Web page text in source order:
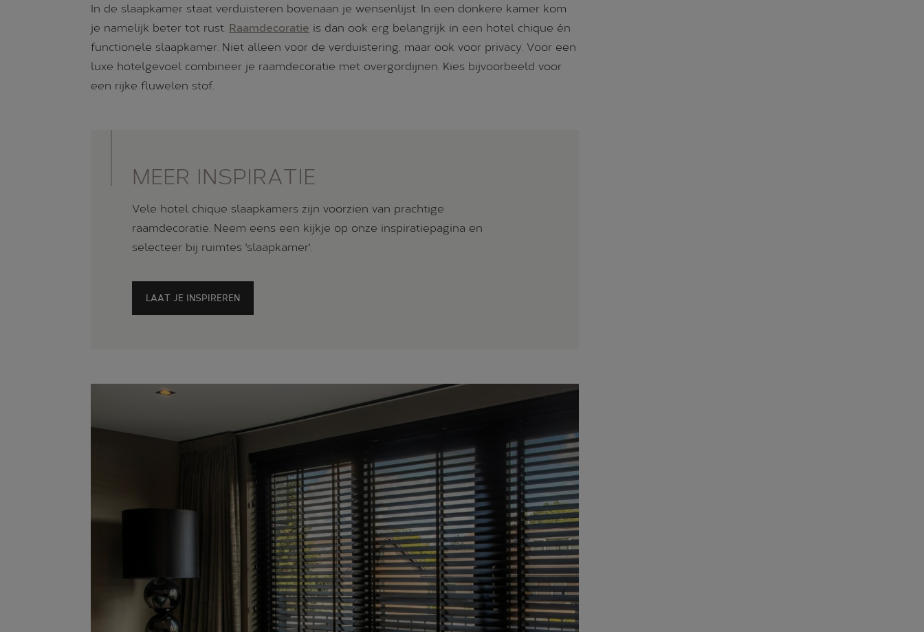
In de slaapkamer staat verduisteren bovenaan je wensenlijst. In een donkere kamer kom
je namelijk beter tot rust. Raamdecoratie is dan ook erg belangrijk in een hotel chique én
functionele slaapkamer. Niet alleen voor de verduistering, maar ook voor privacy. Voor een
luxe hotelgevoel combineer je raamdecoratie met overgordijnen. Kies bijvoorbeeld voor
een rijke fluwelen stof.
MEER INSPIRATIE
Vele hotel chique slaapkamers zijn voorzien van prachtige
raamdecoratie. Neem eens een kijkje op onze inspiratiepagina en
selecteer bij ruimtes 'slaapkamer'.
LAAT JE INSPIREREN